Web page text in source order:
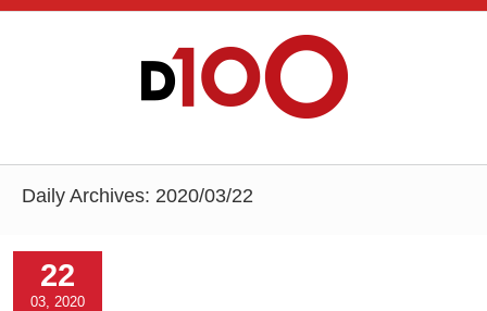
Daily Archives: 2020/03/22
22
03, 2020